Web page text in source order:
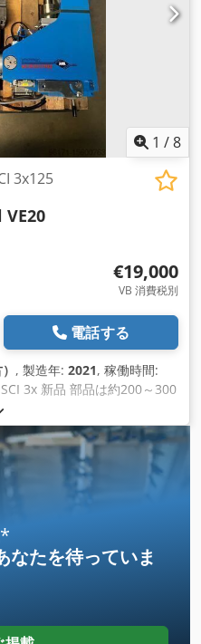
1 /8
3x125
€19,000
VB 消費税別
電話する
, 製造年: 2021, 稼働時間:
3x 新品 部品は約200～300
CSI システムは、供給ユニ
ネレーターで構成されてお
す。堅牢かつ高精度なメカ ニ
ギャップ制御
能になります。
の連続接合プロセスの制御
幅出力と高い連続音響パワー
速度が可能になります。
*
なたを待っていま